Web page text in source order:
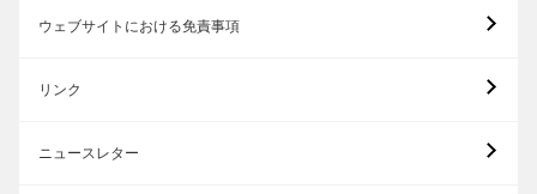
ウェブサイトにおける免責事項
リンク
ニュースレター